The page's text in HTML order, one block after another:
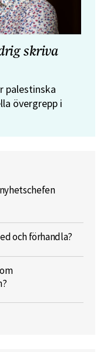
skriva
palestinska
övergrepp i
och förhandla?